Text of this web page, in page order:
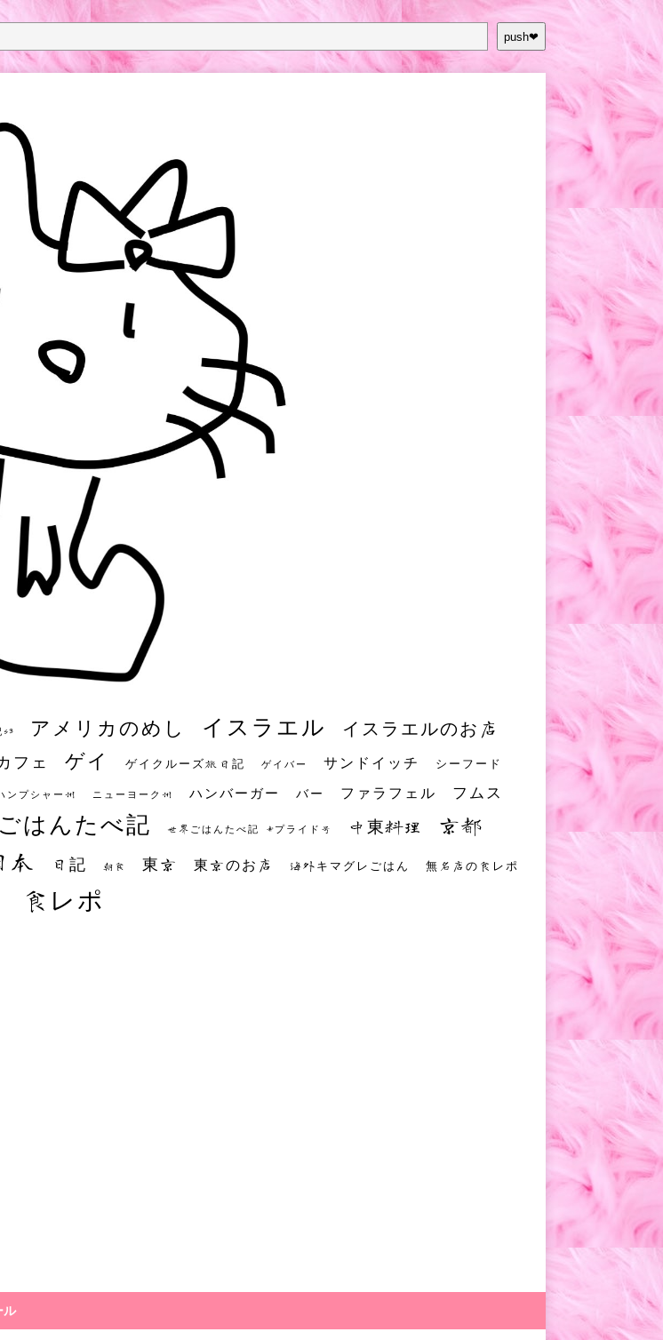
push❤︎
アメリカのめし イスラエル イスラエルのお店
フェ ゲイ ゲイクルーズ旅日記 ゲイバー サンドイッチ シーフード
ンプシャー州 ニューヨーク州 ハンバーガー バー ファラフェル フムス
はんたべ記 世界ごはんたべ記 #プライド号 中東料理 京都
本 日記 朝食 東京 東京のお店 海外キマグレごはん 無名店の食レポ
食レポ
ル